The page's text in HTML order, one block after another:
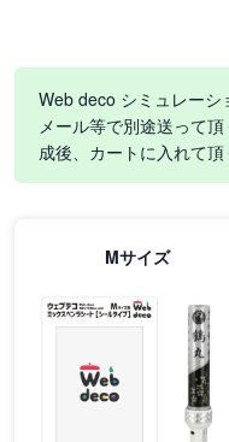
Web deco シミュレー
メール等で別途送って
成後、カートに入れて頂
Mサイズ